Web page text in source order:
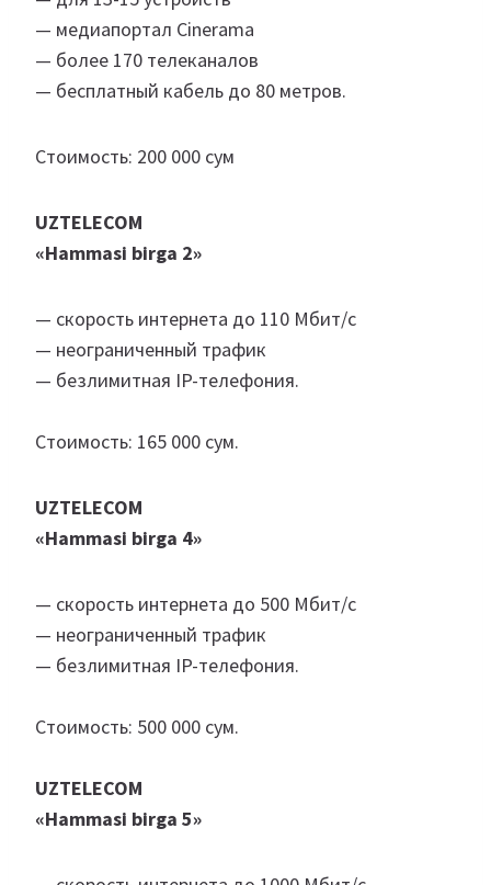
— медиапортал Cinerama
— более 170 телеканалов
— бесплатный кабель до 80 метров.
Стоимость: 200 000 сум
UZTELECOM
«Hammasi birga 2»
— скорость интернета до 110 Мбит/с
— неограниченный трафик
— безлимитная IP-телефония.
Стоимость: 165 000 сум.
UZTELECOM
«Hammasi birga 4»
— скорость интернета до 500 Мбит/с
— неограниченный трафик
— безлимитная IP-телефония.
Стоимость: 500 000 сум.
UZTELECOM
«Hammasi birga 5»